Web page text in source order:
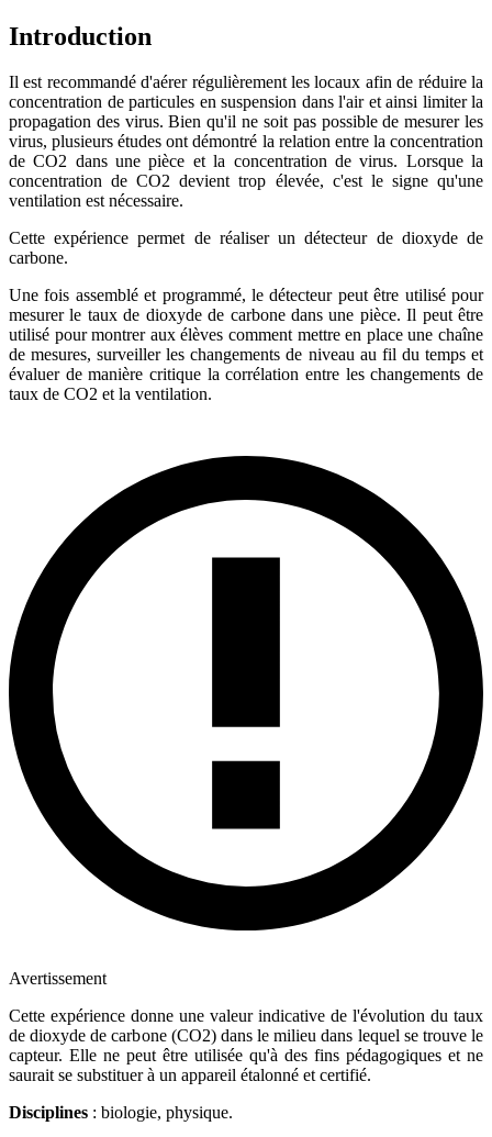
Introduction
Il est recommandé d'aérer régulièrement les locaux afin de réduire la
concentration de particules en suspension dans l'air et ainsi limiter la
propagation des virus. Bien qu'il ne soit pas possible de mesurer les
virus, plusieurs études ont démontré la relation entre la concentration
de CO2 dans une pièce et la concentration de virus. Lorsque la
concentration de CO2 devient trop élevée, c'est le signe qu'une
ventilation est nécessaire.
Cette expérience permet de réaliser un détecteur de dioxyde de
carbone.
Une fois assemblé et programmé, le détecteur peut être utilisé pour
mesurer le taux de dioxyde de carbone dans une pièce. Il peut être
utilisé pour montrer aux élèves comment mettre en place une chaîne
de mesures, surveiller les changements de niveau au fil du temps et
évaluer de manière critique la corrélation entre les changements de
taux de CO2 et la ventilation.
Avertissement
Cette expérience donne une valeur indicative de l'évolution du taux
de dioxyde de carbone (CO2) dans le milieu dans lequel se trouve le
capteur. Elle ne peut être utilisée qu'à des fins pédagogiques et ne
saurait se substituer à un appareil étalonné et certifié.
Disciplines : biologie, physique.